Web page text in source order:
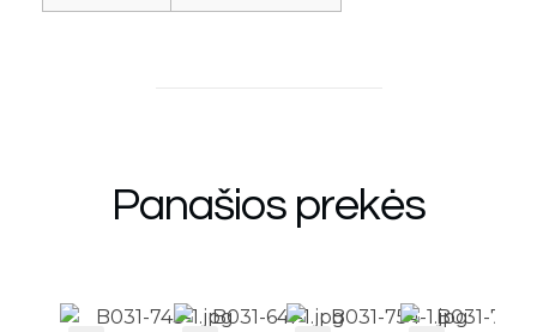
Panašios prekės